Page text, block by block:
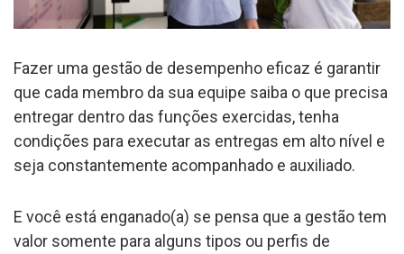
Fazer uma gestão de desempenho eficaz é garantir
que cada membro da sua equipe saiba o que precisa
entregar dentro das funções exercidas, tenha
condições para executar as entregas em alto nível e
seja constantemente acompanhado e auxiliado.
E você está enganado(a) se pensa que a gestão tem
valor somente para alguns tipos ou perfis de